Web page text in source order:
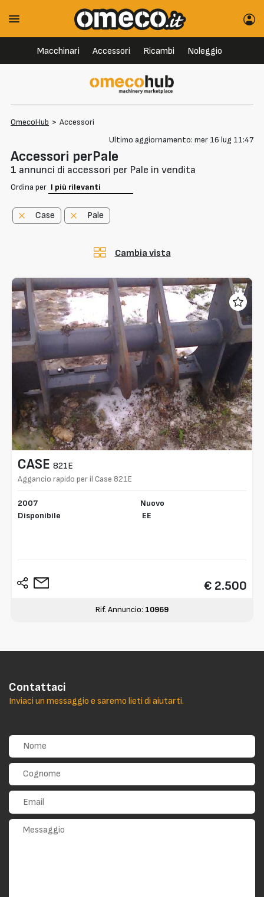
Macchinari Accessori Ricambi Noleggio
OmecoHub > Accessori
Ultimo aggiornamento: mer 16 lug 11:47
Accessori perPale
1 annunci di accessori per Pale in vendita
Ordina per
Case Pale
Cambia vista
CASE 821E
Aggancio rapido per il Case 821E
2007
Disponibile
Nuovo
EE
€ 2.500
Rif. Annuncio: 10969
Contattaci
Inviaci un messaggio e saremo lieti di aiutarti.